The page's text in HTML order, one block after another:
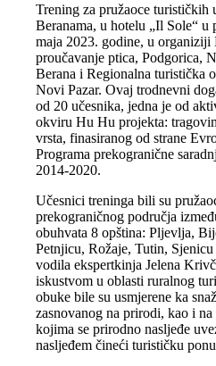
Trening za pružaoce turističkih
Beranama, u hotelu „Il Sole“ u
maja 2023. godine, u
proučavanje ptica, Podgorica,
Berana i Regionalna turistička
Novi Pazar. Ovaj trodnevni
od 20 učesnika, jedna je od
okviru Hu Hu projekta:
vrsta, finasiranog od strane
Programa prekogranične
2014-2020.
Učesnici treninga bili su
prekograničnog područja
obuhvata 8 opština: Pljevlja,
Petnjicu, Rožaje, Tutin,
vodila ekspertkinja Jelena
iskustvom u oblasti ruralnog
obuke bile su usmjerene ka
zasnovanog na prirodi, kao i
kojima se prirodno nasljeđe
nasljeđem čineći turističku